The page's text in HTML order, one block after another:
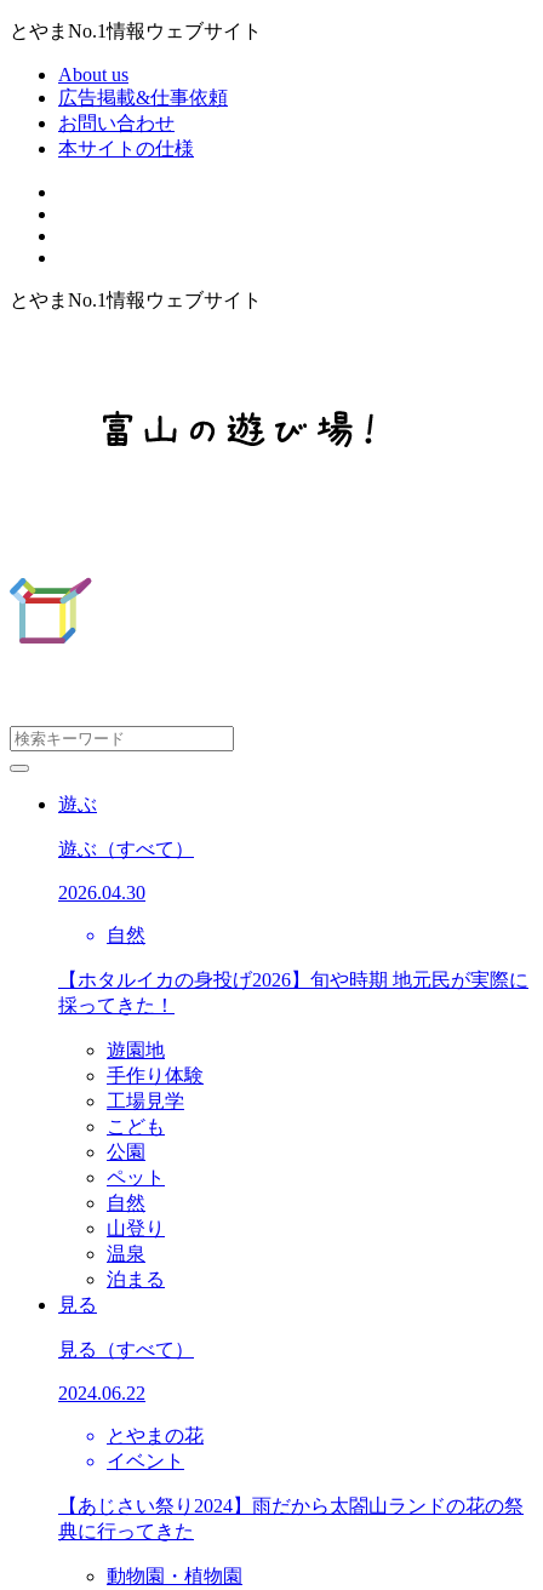
とやまNo.1情報ウェブサイト
About us
広告掲載&仕事依頼
お問い合わせ
本サイトの仕様
とやまNo.1情報ウェブサイト
遊ぶ
遊ぶ （すべて）
2026.04.30
自然
【ホタルイカの身投げ2026】旬や時期 地元民が実際に
採ってきた！
遊園地
手作り体験
工場見学
こども
公園
ペット
自然
山登り
温泉
泊まる
見る
見る （すべて）
2024.06.22
とやまの花
イベント
【あじさい祭り2024】雨だから太閤山ランドの花の祭
典に行ってきた
動物園・植物園